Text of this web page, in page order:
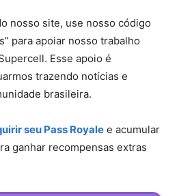
nosso site, use nosso código
para apoiar nosso trabalho
Esse apoio é
trazendo notícias e
brasileira.
seu Pass Royale e acumular
ganhar recompensas extras